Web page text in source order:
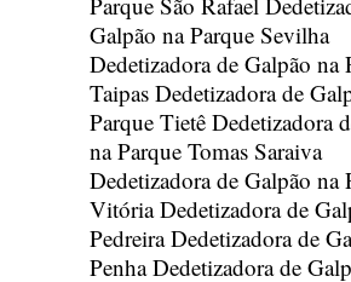
Galpão na Parque Sevilha
Dedetizadora de Galpão na
Taipas Dedetizadora de
Parque Tietê Dedetizadora
na Parque Tomas Saraiva
Dedetizadora de Galpão na
VitóriaDedetizadora de
PedreiraDedetizadora de
PenhaDedetizadora de